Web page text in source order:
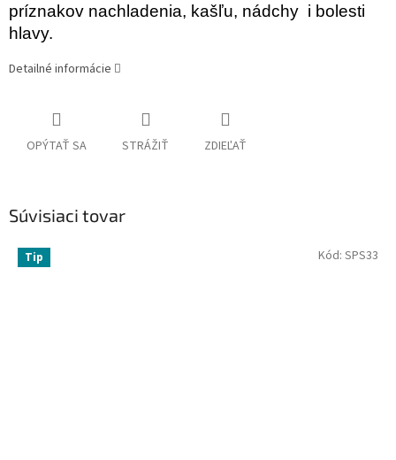
príznakov nachladenia, kašľu, nádchy i bolesti
hlavy.
Detailné informácie
OPÝTAŤ SA STRÁŽIŤ ZDIEĽAŤ
Súvisiaci tovar
Tip Kód: SPS33